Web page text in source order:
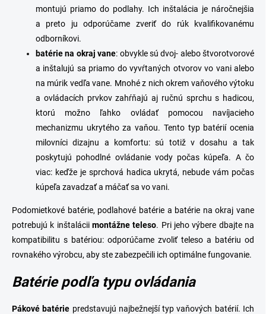
montujú priamo do podlahy. Ich inštalácia je náročnejšia
a preto ju odporúčame zveriť do rúk kvalifikovanému
odborníkovi.
batérie na okraj vane: obvykle sú dvoj- alebo štvorotvorové
a inštalujú sa priamo do vyvŕtaných otvorov vo vani alebo
na múrik vedľa vane. Mnohé z nich okrem vaňového výtoku
a ovládacích prvkov zahŕňajú aj ručnú sprchu s hadicou,
ktorú možno ľahko ovládať pomocou navíjacieho
mechanizmu ukrytého za vaňou. Tento typ batérií ocenia
milovníci dizajnu a komfortu: sú totiž v dosahu a tak
poskytujú pohodlné ovládanie vody počas kúpeľa. A čo
viac: keďže je sprchová hadica ukrytá, nebude vám počas
kúpeľa zavadzať a máčať sa vo vani.
Podomietkové batérie, podlahové batérie a batérie na okraj vane
potrebujú k inštalácii montážne teleso. Pri jeho výbere dbajte na
kompatibilitu s batériou: odporúčame zvoliť teleso a batériu od
rovnakého výrobcu, aby ste zabezpečili ich optimálne fungovanie.
Batérie podľa typu ovládania
Pákové batérie predstavujú najbežnejší typ vaňových batérií. Ich